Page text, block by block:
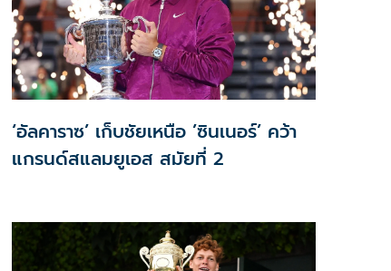
ทางออกสำหรับการจัดการแข่งขันกีฬาระดับนานาชาติใน
อนาคต
‘อัลคาราซ’ เก็บชัยเหนือ ’ซินเนอร์’ คว้า
แกรนด์สแลมยูเอส สมัยที่ 2